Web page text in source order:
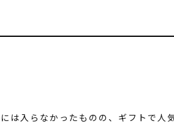
は入らなかったものの、ギフトで人